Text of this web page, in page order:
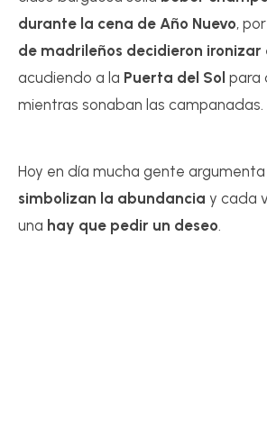
durante la cena de Año Nuevo,
de madrileños decidieron
acudiendo a la Puerta del Sol para
mientras sonaban las campanadas.
Hoy en día mucha gente
simbolizan la abundancia y cada
una hay que pedir un deseo